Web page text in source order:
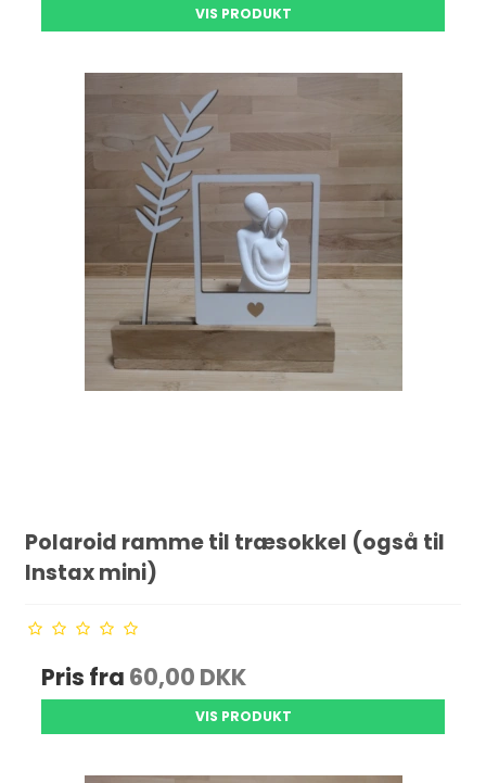
VIS PRODUKT
Polaroid ramme til træsokkel (også til
Instax mini)
Pris fra 60,00 DKK
VIS PRODUKT